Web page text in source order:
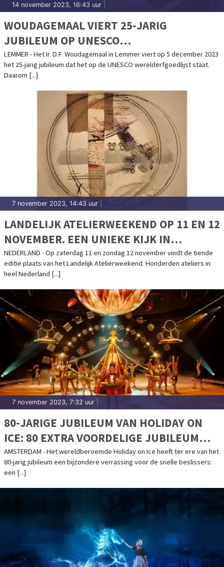
14 november 2023, 16:43 uur
WOUDAGEMAAL VIERT 25-JARIG
JUBILEUM OP UNESCO
WERELDERFGOEDLIJST
LEMMER - Het Ir. D.F. Woudagemaal in Lemmer viert op 5 december 2023
het 25-jarig jubileum dat het op de UNESCO werelderfgoedlijst staat.
Daarom [...]
7 november 2023, 14:43 uur
LANDELIJK ATELIERWEEKEND OP 11 EN 12
NOVEMBER. EEN UNIEKE KIJK IN
HONDERDEN ATELIERS DOOR HET HELE
LAND
NEDERLAND - Op zaterdag 11 en zondag 12 november vindt de tiende
editie plaats van het Landelijk Atelierweekend. Honderden ateliers in
heel Nederland [...]
7 november 2023, 7:32 uur
80-JARIGE JUBILEUM VAN HOLIDAY ON
ICE: 80 EXTRA VOORDELIGE JUBILEUM
FAMILIETICKETS PER SHOW BESCHIKBAAR
AMSTERDAM - Het wereldberoemde Holiday on Ice heeft ter ere van het
80-jarig jubileum een bijzondere verrassing voor de snelle beslissers:
een [...]